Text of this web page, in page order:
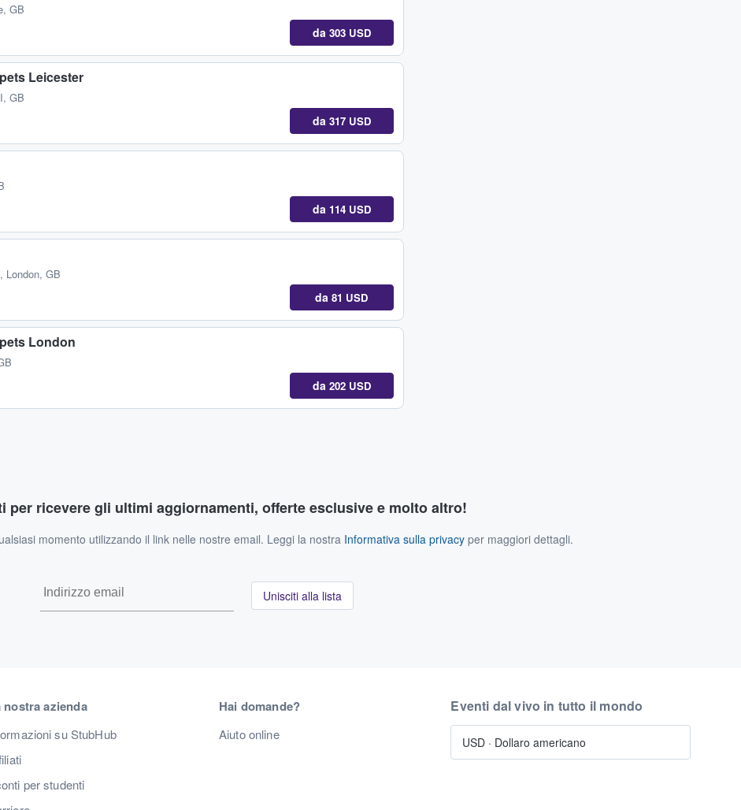
GB
da 303 USD
Leicester
GB
da 317 USD
da 114 USD
London, GB
da 81 USD
London
da 202 USD
per ricevere gli ultimi aggiornamenti, offerte esclusive e molto altro!
momento utilizzando il link nelle nostre email. Leggi la nostra Informativa sulla privacyper maggiori dettagli.
Unisciti alla lista
nostra azienda
su StubHub
per studenti
Hai domande?
Aiuto online
Eventi dal vivo in tutto il mondo
USD · Dollaro americano